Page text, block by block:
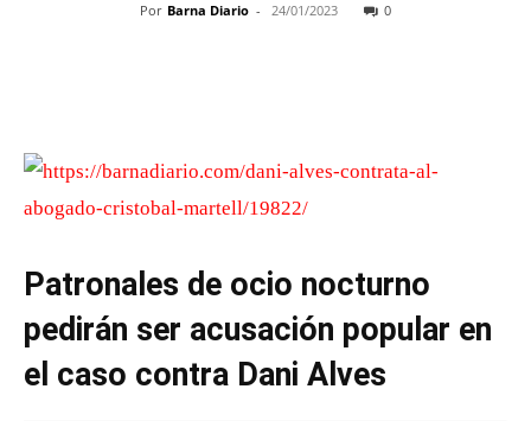
Por Barna Diario - 24/01/2023 0
Patronales de ocio nocturno
pedirán ser acusación popular en
el caso contra Dani Alves